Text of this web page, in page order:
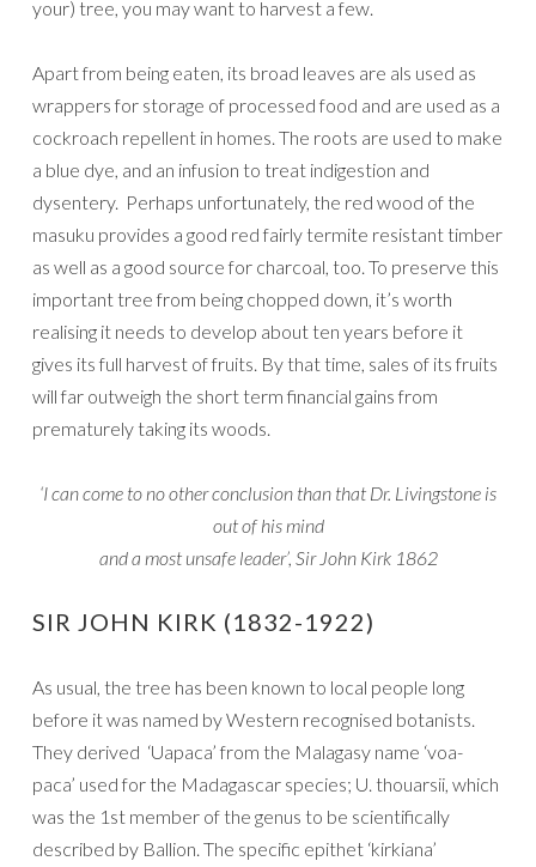
your) tree, you may want to harvest a few.
Apart from being eaten, its broad leaves are als used as
wrappers for storage of processed food and are used as a
cockroach repellent in homes. The roots are used to make
a blue dye, and an infusion to treat indigestion and
dysentery. Perhaps unfortunately, the red wood of the
masuku provides a good red fairly termite resistant timber
as well as a good source for charcoal, too. To preserve this
important tree from being chopped down, it’s worth
realising it needs to develop about ten years before it
gives its full harvest of fruits. By that time, sales of its fruits
will far outweigh the short term financial gains from
prematurely taking its woods.
‘I can come to no other conclusion than that Dr. Livingstone is
out of his mind
and a most unsafe leader’, Sir John Kirk 1862
SIR JOHN KIRK (1832-1922)
As usual, the tree has been known to local people long
before it was named by Western recognised botanists.
They derived ‘Uapaca’ from the Malagasy name ‘voa-
paca’ used for the Madagascar species; U. thouarsii, which
was the 1st member of the genus to be scientifically
described by Ballion. The specific epithet ‘kirkiana’